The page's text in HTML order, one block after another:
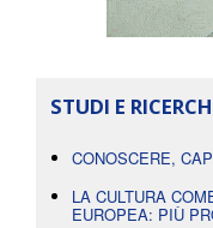
STUDI E
CONOSCERE,
LA CULTURA
EUROPEA: PIÙ